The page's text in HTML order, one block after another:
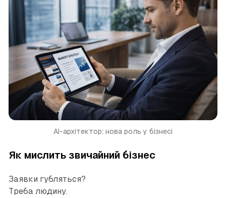
AI-архітектор: нова роль у бізнесі
Як мислить звичайний бізнес
Заявки губляться?
Треба людину.